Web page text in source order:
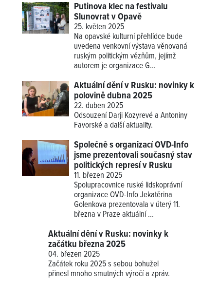
Putinova klec na festivalu
Slunovrat v Opavě
25. květen 2025
Na opavské kulturní přehlídce bude
uvedena venkovní výstava věnovaná
ruským politickým vězňům, jejímž
autorem je organizace G...
Aktuální dění v Rusku: novinky k
polovině dubna 2025
22. duben 2025
Odsouzení Darji Kozyrevé a Antoniny
Favorské a další aktuality.
Společně s organizací OVD-Info
jsme prezentovali současný stav
politických represí v Rusku
11. březen 2025
Spolupracovnice ruské lidskoprávní
organizace OVD-Info Jekatěrina
Golenkova prezentovala v úterý 11.
března v Praze aktuální ...
Aktuální dění v Rusku: novinky k
začátku března 2025
04. březen 2025
Začátek roku 2025 s sebou bohužel
přinesl mnoho smutných výročí a zpráv.